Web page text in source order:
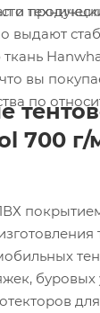
о
выдают
ткань
вы
по
700 г/
буровых